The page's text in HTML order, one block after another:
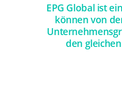
EPG Global ist
können von
den